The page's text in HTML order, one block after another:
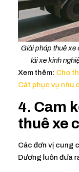
Giải pháp thuê xe
lái xe kinh
Xem thêm: Cho
Cát phục vụ nhu
4. Cam
thuê xe
Các đơn vị cung
Dương luôn đưa